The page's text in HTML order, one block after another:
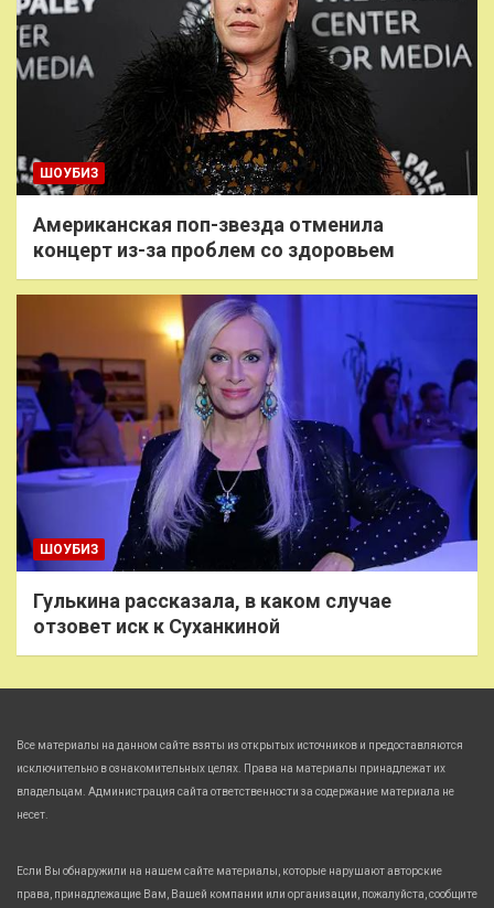
ШОУБИЗ
Американская поп-звезда отменила
концерт из-за проблем со здоровьем
ШОУБИЗ
Гулькина рассказала, в каком случае
отзовет иск к Суханкиной
Все материалы на данном сайте взяты из открытых источников и предоставляются
исключительно в ознакомительных целях. Права на материалы принадлежат их
владельцам. Администрация сайта ответственности за содержание материала не
несет.
Если Вы обнаружили на нашем сайте материалы, которые нарушают авторские
права, принадлежащие Вам, Вашей компании или организации, пожалуйста, сообщите